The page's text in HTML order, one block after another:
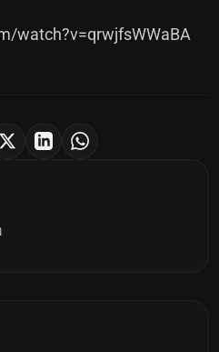
watch?v=qrwjfsWWaBA